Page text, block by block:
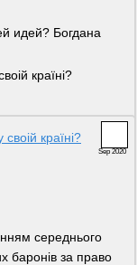
идей? Богдана
країні?
Sep 2020
країні?
середнього
баронів за право